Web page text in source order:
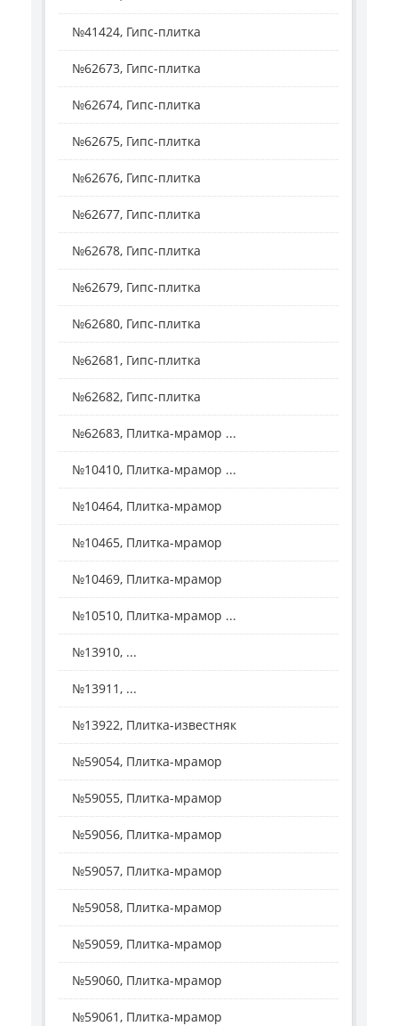
№41424, Гипс-плитка
№62673, Гипс-плитка
№62674, Гипс-плитка
№62675, Гипс-плитка
№62676, Гипс-плитка
№62677, Гипс-плитка
№62678, Гипс-плитка
№62679, Гипс-плитка
№62680, Гипс-плитка
№62681, Гипс-плитка
№62682, Гипс-плитка
№62683, Плитка-мрамор ...
№10410, Плитка-мрамор ...
№10464, Плитка-мрамор
№10465, Плитка-мрамор
№10469, Плитка-мрамор
№10510, Плитка-мрамор ...
№13910, ...
№13911, ...
№13922, Плитка-известняк
№59054, Плитка-мрамор
№59055, Плитка-мрамор
№59056, Плитка-мрамор
№59057, Плитка-мрамор
№59058, Плитка-мрамор
№59059, Плитка-мрамор
№59060, Плитка-мрамор
№59061, Плитка-мрамор